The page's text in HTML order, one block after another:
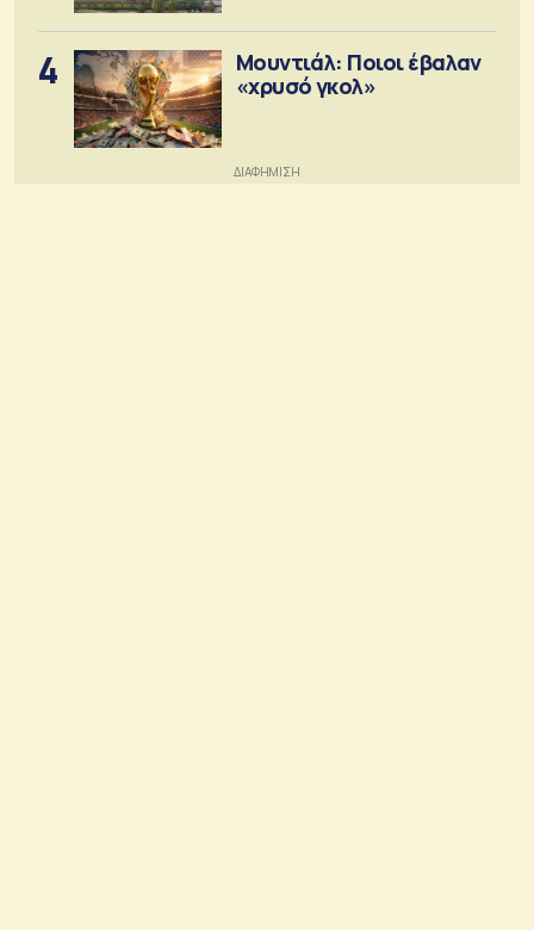
4
Μουντιάλ: Ποιοι έβαλαν
«χρυσό γκολ»